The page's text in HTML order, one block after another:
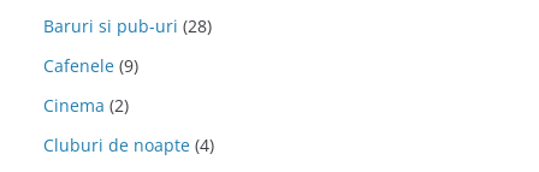
Baruri si pub-uri (28)
Cafenele (9)
Cinema (2)
Cluburi de noapte (4)